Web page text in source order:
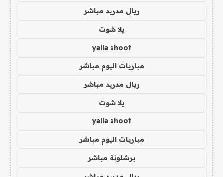
ريال مدريد مباشر
يلا شوت
yalla shoot
مباريات اليوم مباشر
ريال مدريد مباشر
يلا شوت
yalla shoot
مباريات اليوم مباشر
برشلونة مباشر